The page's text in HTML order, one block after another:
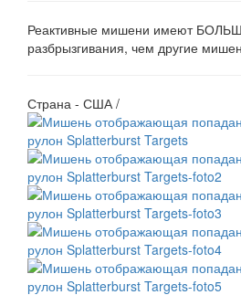
Реактивные мишени имеют
разбрызгивания, чем другие
Страна - США /